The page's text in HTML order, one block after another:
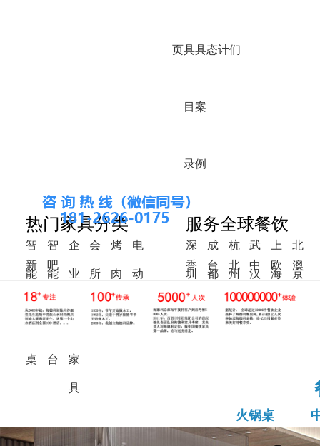
页具
目
录
具
案
例
态计们
热门家具分类
智
能
火
桌
智
能
调
台
企
业
家
具
会
所
家
烤
肉
桌
电
动
新
中
式
吧
椅
服务全球餐饮
深
圳
成
都
杭
州
武
汉
上
海
北
京
香
港
台 北
美
中
东
欧
洲
澳
洲
火锅桌